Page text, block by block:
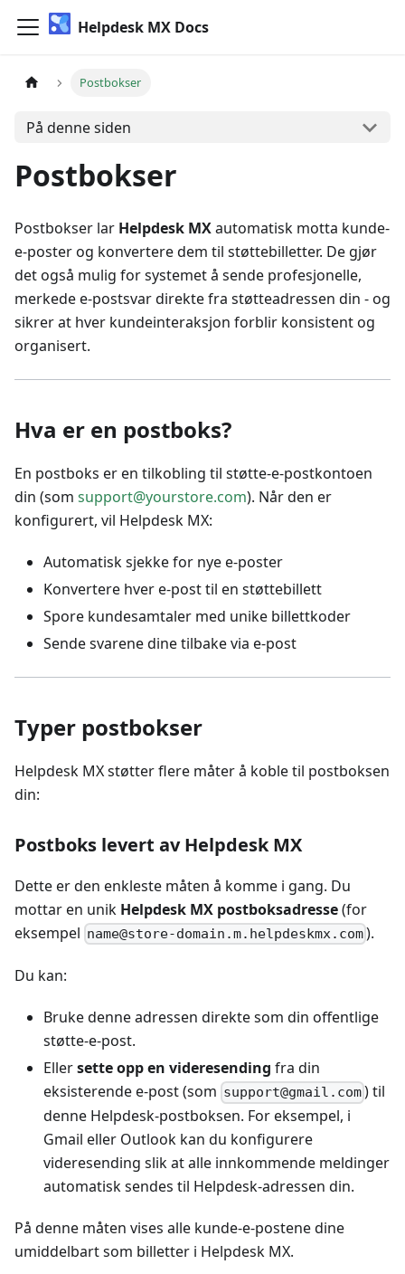
Helpdesk MX Docs
Postbokser
På denne siden
Postbokser
Postbokser lar Helpdesk MXautomatisk motta kunde-
e-poster og konvertere dem til støttebilletter. De gjør
det også mulig for systemet å sende profesjonelle,
merkede e-postsvar direkte fra støtteadressen din - og
sikrer at hver kundeinteraksjon forblir konsistent og
organisert.
Hva er en postboks?
En postboks er en tilkobling til støtte-e-postkontoen
din (som support@yourstore.com). Når den er
konfigurert, vil Helpdesk MX:
Automatisk sjekke for nye e-poster
Konvertere hver e-post til en støttebillett
Spore kundesamtaler med unike billettkoder
Sende svarene dine tilbake via e-post
Typer postbokser
Helpdesk MX støtter flere måter å koble til postboksen
din:
Postboks levert av Helpdesk MX
Dette er den enkleste måten å komme i gang. Du
mottar en unik Helpdesk MX postboksadresse(for
eksempel name@store-domain.m.helpdeskmx.com).
Du kan:
Bruke denne adressen direkte som din offentlige
støtte-e-post.
Ellersette opp en videresending fra din
eksisterende e-post (som support@gmail.com) til
denne Helpdesk-postboksen. For eksempel, i
Gmail eller Outlook kan du konfigurere
videresending slik at alle innkommende meldinger
automatisk sendes til Helpdesk-adressen din.
På denne måten vises alle kunde-e-postene dine
umiddelbart som billetter i Helpdesk MX.